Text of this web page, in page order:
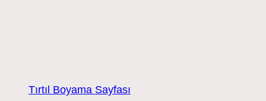
Tırtıl Boyama Sayfası